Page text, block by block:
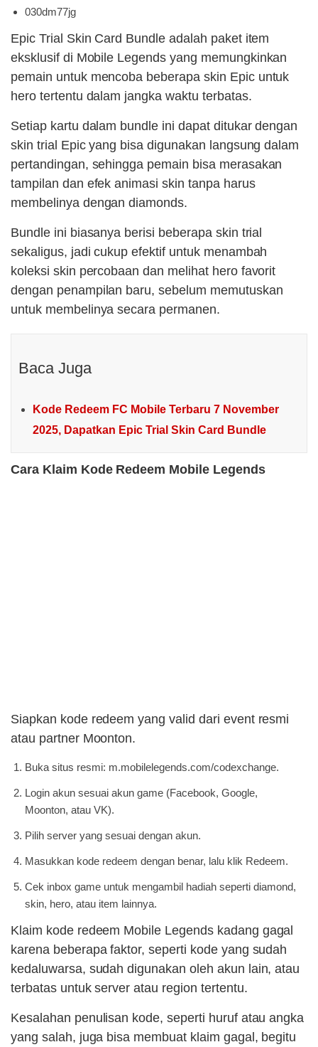
030dm77jg
Epic Trial Skin Card Bundle adalah paket item
eksklusif di Mobile Legends yang memungkinkan
pemain untuk mencoba beberapa skin Epic untuk
hero tertentu dalam jangka waktu terbatas.
Setiap kartu dalam bundle ini dapat ditukar dengan
skin trial Epic yang bisa digunakan langsung dalam
pertandingan, sehingga pemain bisa merasakan
tampilan dan efek animasi skin tanpa harus
membelinya dengan diamonds.
Bundle ini biasanya berisi beberapa skin trial
sekaligus, jadi cukup efektif untuk menambah
koleksi skin percobaan dan melihat hero favorit
dengan penampilan baru, sebelum memutuskan
untuk membelinya secara permanen.
Baca Juga
Kode Redeem FC Mobile Terbaru 7 November
2025, Dapatkan Epic Trial Skin Card Bundle
Cara Klaim Kode Redeem Mobile Legends
Siapkan kode redeem yang valid dari event resmi
atau partner Moonton.
Buka situs resmi: m.mobilelegends.com/codexchange.
Login akun sesuai akun game (Facebook, Google,
Moonton, atau VK).
Pilih server yang sesuai dengan akun.
Masukkan kode redeem dengan benar, lalu klik Redeem.
Cek inbox game untuk mengambil hadiah seperti diamond,
skin, hero, atau item lainnya.
Klaim kode redeem Mobile Legends kadang gagal
karena beberapa faktor, seperti kode yang sudah
kedaluwarsa, sudah digunakan oleh akun lain, atau
terbatas untuk server atau region tertentu.
Kesalahan penulisan kode, seperti huruf atau angka
yang salah, juga bisa membuat klaim gagal, begitu